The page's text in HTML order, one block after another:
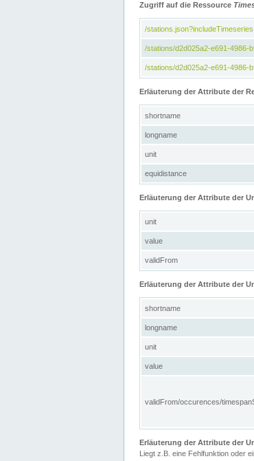
Zugriff auf die Ressource
/
/stations/d2d025a2-e691-4986-
/stations/d2d025a2-e691-4986-
Erläuterung der Attribute der
shortname
longname
unit
equidistance
Erläuterung der Attribute der
unit
value
validFrom
Erläuterung der Attribute der
shortname
longname
unit
value
validFrom/occurences/
Erläuterung der Attribute der
Liegt z.B. eine Fehlfunktion oder